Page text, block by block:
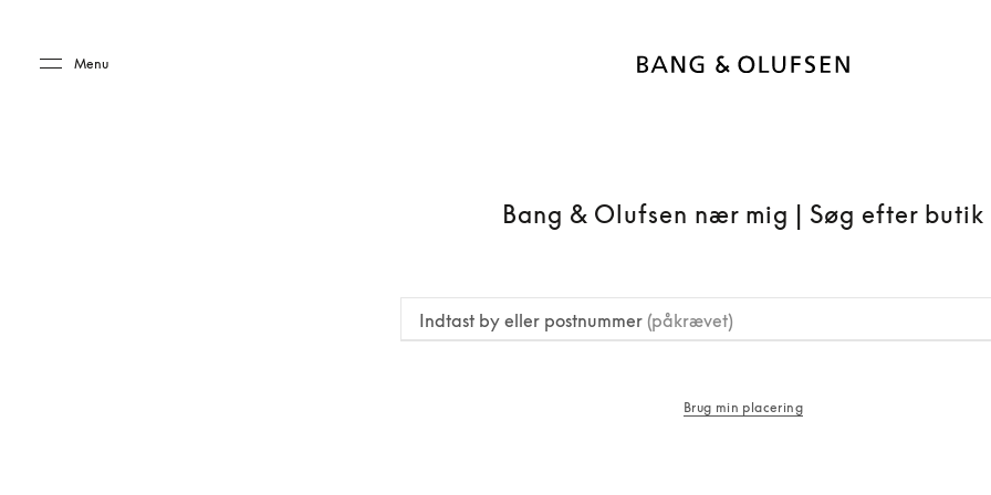
Menu
Bang & Olufsen nær mig | Søg efter butik
Indtast by eller postnummer (påkrævet)
Brug min placering